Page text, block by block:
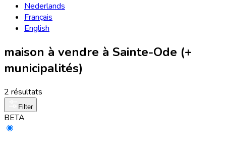
Nederlands
Français
English
maison à vendre à Sainte-Ode (+
municipalités)
2 résultats
Filter
BETA